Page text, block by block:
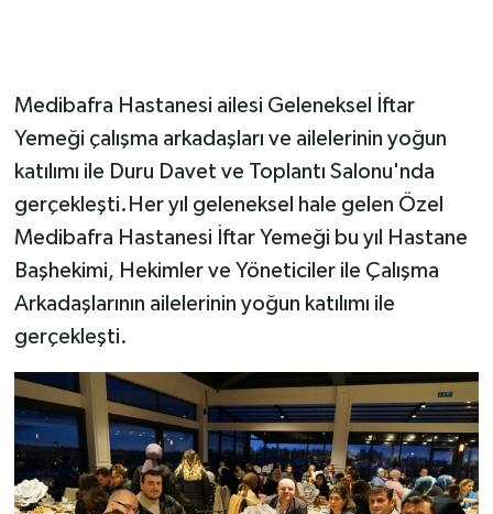
Medibafra Hastanesi ailesi Geleneksel İftar
Yemeği çalışma arkadaşları ve ailelerinin yoğun
katılımı ile Duru Davet ve Toplantı Salonu'nda
gerçekleşti.Her yıl geleneksel hale gelen Özel
Medibafra Hastanesi İftar Yemeği bu yıl Hastane
Başhekimi, Hekimler ve Yöneticiler ile Çalışma
Arkadaşlarının ailelerinin yoğun katılımı ile
gerçekleşti.